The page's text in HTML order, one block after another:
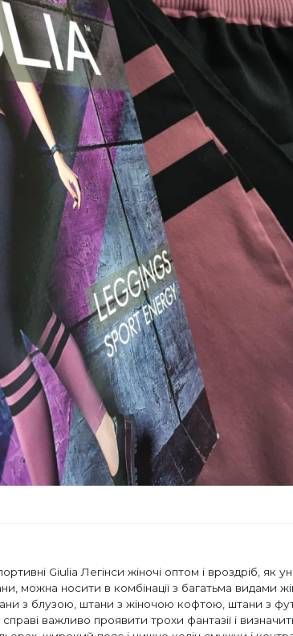
Giulia Легінси жіночі оптом і вроздріб,
можна носити в комбінації з багатьма видами
з блузою, штани з жіночою кофтою, штани з
справі важливо проявити трохи фантазії і